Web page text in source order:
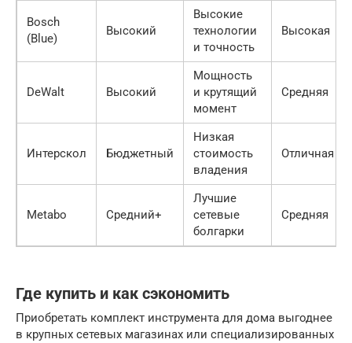
Bosch
(Blue)
Высокий
Высокие
технологии
и точность
Высокая
DeWalt Высокий
Мощность
и крутящий
момент
Средняя
Интерскол Бюджетный
Низкая
стоимость
владения
Отличная
Metabo Средний+
Лучшие
сетевые
болгарки
Средняя
Где купить и как сэкономить
Приобретать комплект инструмента для дома выгоднее
в крупных сетевых магазинах или специализированных